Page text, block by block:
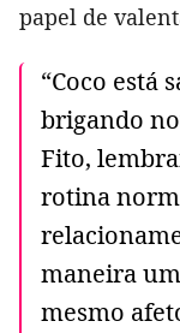
papel de
“Coco está
brigando
Fito,
rotina
maneira
mesmo